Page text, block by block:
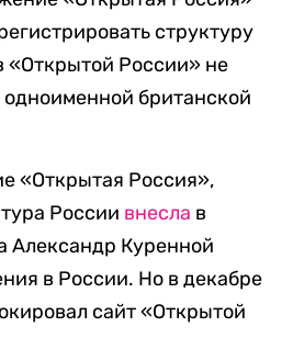
структуру
«Открытой России» не
одноименной британской
«Открытая Россия»,
России внесла в
Александр Куренной
в России. Но в декабре
сайт «Открытой